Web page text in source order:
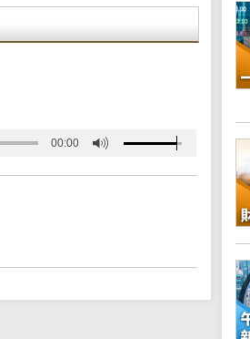
00:00